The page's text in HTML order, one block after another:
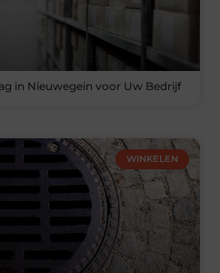
in Nieuwegein voor Uw Bedrijf
WINKELEN